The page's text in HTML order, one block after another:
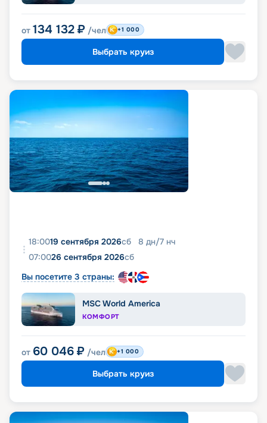
от 134 132 ₽ /чел +1 000
Выбрать круиз
18:0019 сентября 2026сб 8 дн/7 нч
07:0026 сентября 2026сб
Вы посетите 3 страны:
MSC World America
КОМФОРТ
от 60 046 ₽ /чел +1 000
Выбрать круиз